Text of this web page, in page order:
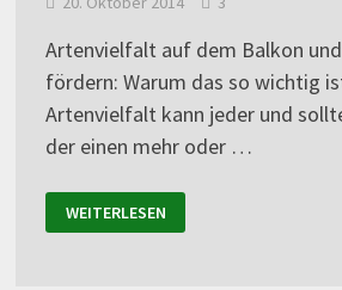
Artenvielfalt auf dem Balkon
fördern: Warum das so wichtig
Artenvielfalt kann jeder und
der einen mehr oder …
WEITERLESEN